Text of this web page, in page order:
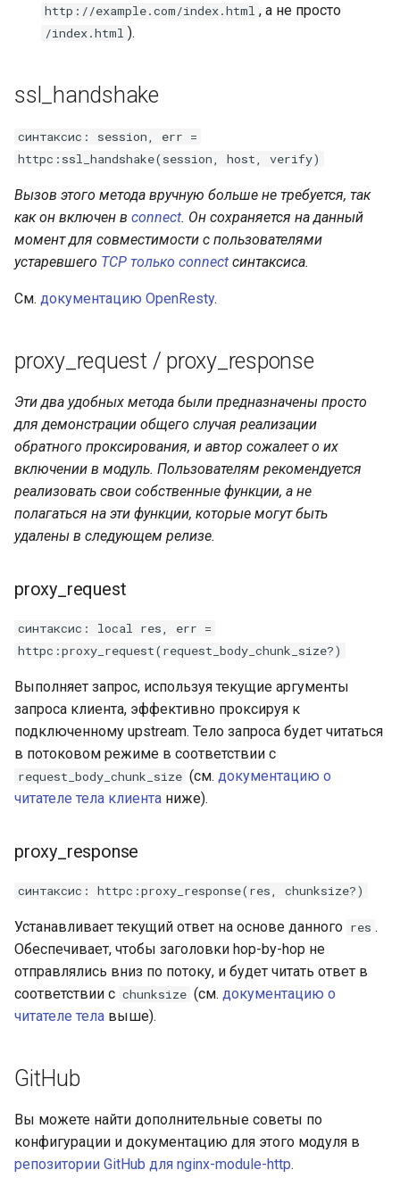
http://example.com/index.html , а не просто
/index.html ).
ssl_handshake
синтаксис: session, err =
httpc:ssl_handshake(session, host, verify)
Вызов этого метода вручную больше не требуется, так
как он включен в connect. Он сохраняется на данный
момент для совместимости с пользователями
устаревшего TCP только connect синтаксиса.
См. документацию OpenResty.
proxy_request / proxy_response
Эти два удобных метода были предназначены просто
для демонстрации общего случая реализации
обратного проксирования, и автор сожалеет о их
включении в модуль. Пользователям рекомендуется
реализовать свои собственные функции, а не
полагаться на эти функции, которые могут быть
удалены в следующем релизе.
proxy_request
синтаксис: local res, err =
httpc:proxy_request(request_body_chunk_size?)
Выполняет запрос, используя текущие аргументы
запроса клиента, эффективно проксируя к
подключенному upstream. Тело запроса будет читаться
в потоковом режиме в соответствии с
request_body_chunk_size (см. документацию о
читателе тела клиента ниже).
proxy_response
синтаксис: httpc:proxy_response(res, chunksize?)
Устанавливает текущий ответ на основе данного res .
Обеспечивает, чтобы заголовки hop-by-hop не
отправлялись вниз по потоку, и будет читать ответ в
соответствии с chunksize (см. документацию о
читателе тела выше).
GitHub
Вы можете найти дополнительные советы по
конфигурации и документацию для этого модуля в
репозитории GitHub для nginx-module-http.